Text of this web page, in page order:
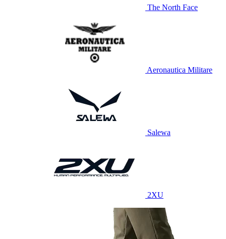
The North Face
Aeronautica Militare
Salewa
2XU